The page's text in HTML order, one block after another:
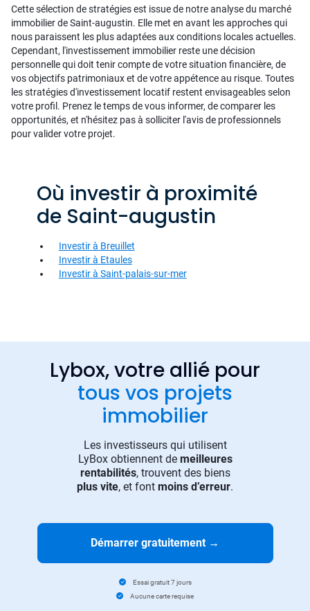
Cette sélection de stratégies est issue de notre analyse du marché
immobilier de Saint-augustin. Elle met en avant les approches qui
nous paraissent les plus adaptées aux conditions locales actuelles.
Cependant, l'investissement immobilier reste une décision
personnelle qui doit tenir compte de votre situation financière, de
vos objectifs patrimoniaux et de votre appétence au risque. Toutes
les stratégies d'investissement locatif restent envisageables selon
votre profil. Prenez le temps de vous informer, de comparer les
opportunités, et n'hésitez pas à solliciter l'avis de professionnels
pour valider votre projet.
Où investir à proximité
de Saint-augustin
Investir à Breuillet
Investir à Etaules
Investir à Saint-palais-sur-mer
Lybox, votre allié pour
tous vos projets
immobilier
Les investisseurs qui utilisent
LyBox obtiennent de meilleures
rentabilités, trouvent des biens
plus vite, et font moins d’erreur.
Démarrer gratuitement →
Essai gratuit 7 jours
Aucune carte requise